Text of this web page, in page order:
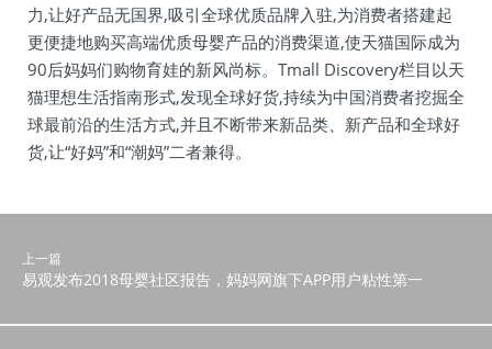
力,让好产品无国界,吸引全球优质品牌入驻,为消费者搭建起
更便捷地购买高端优质母婴产品的消费渠道,使天猫国际成为
90后妈妈们购物育娃的新风尚标。Tmall Discovery栏目以天
猫理想生活指南形式,发现全球好货,持续为中国消费者挖掘全
球最前沿的生活方式,并且不断带来新品类、新产品和全球好
货,让“好妈”和“潮妈”二者兼得。
上一篇
易观发布2018母婴社区报告，妈妈网旗下APP用户粘性第一